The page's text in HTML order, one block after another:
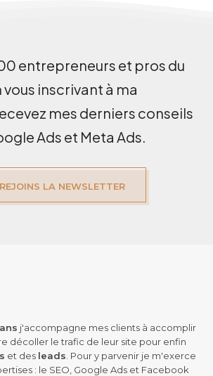
entrepreneurs et pros du
inscrivant à ma
mes derniers conseils
Ads et Meta Ads.
LA NEWSLETTER
j'accompagne mes clients à accomplir
décoller le trafic de leur site pour enfin
et des leads . Pour y parvenir je m'exerce
: le SEO, Google Ads et Facebook